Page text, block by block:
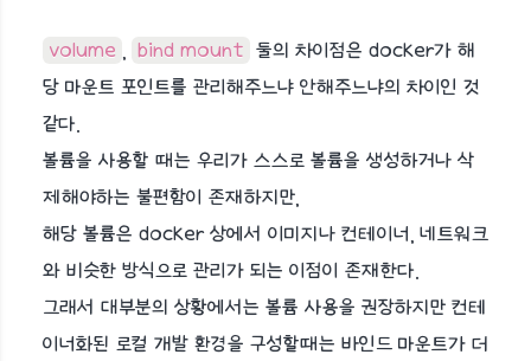
volume bind mount 둘의 차이점은 docker가 해
당 마운트 포인트를 관리해주느냐 안해주느냐의 차이인 것
같다.
볼륨을 사용할 때는 우리가 스스로 볼륨을 생성하거나 삭
제해야하는 불편함이 존재하지만,
해당 볼륨은 docker 상에서 이미지나 컨테이너, 네트워크
와 비슷한 방식으로 관리가 되는 이점이 존재한다.
그래서 대부분의 상황에서는 볼륨 사용을 권장하지만 컨테
이너화된 로컬 개발 환경을 구성할때는 바인드 마운트가 더